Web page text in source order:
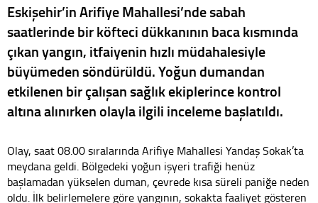
Eskişehir’in Arifiye Mahallesi’nde sabah
saatlerinde bir köfteci dükkanının baca kısmında
çıkan yangın, itfaiyenin hızlı müdahalesiyle
büyümeden söndürüldü. Yoğun dumandan
etkilenen bir çalışan sağlık ekiplerince kontrol
altına alınırken olayla ilgili inceleme başlatıldı.
Olay, saat 08.00 sıralarında Arifiye Mahallesi Yandaş Sokak’ta
meydana geldi. Bölgedeki yoğun işyeri trafiği henüz
başlamadan yükselen duman, çevrede kısa süreli paniğe neden
oldu. İlk belirlemelere göre yangının, sokakta faaliyet gösteren